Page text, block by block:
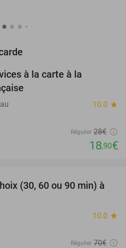
à la carte à la
10.0 star
Régulier 28€
18,90€
60%
(30, 60 ou 90 min) à
10.0 star
Régulier 70€